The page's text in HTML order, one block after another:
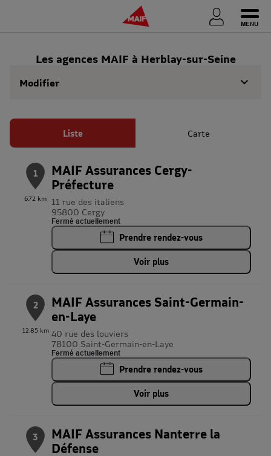
Les agences MAIF à Herblay-sur-Seine
Modifier
Liste Carte
1
6.72 km
MAIF Assurances Cergy-
Préfecture
11 rue des italiens
95800 Cergy
Fermé actuellement
Prendre rendez-vous
Voir plus
2
12.85 km
MAIF Assurances Saint-Germain-
en-Laye
40 rue des louviers
78100 Saint-Germain-en-Laye
Fermé actuellement
Prendre rendez-vous
Voir plus
3
MAIF Assurances Nanterre la
Défense